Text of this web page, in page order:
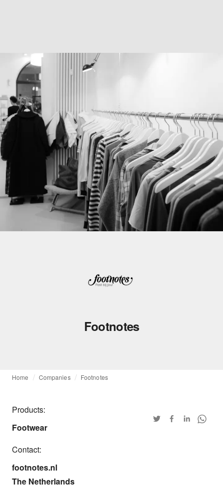
Footnotes
Home Companies Footnotes
Products:
Footwear
Contact:
footnotes.nl
The Netherlands